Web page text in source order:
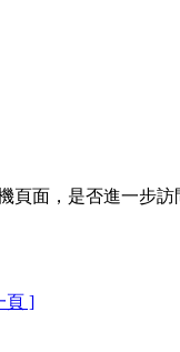
頁面，是否進一步訪
頁 ]